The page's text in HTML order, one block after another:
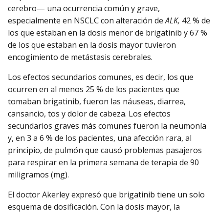
cerebro— una ocurrencia común y grave,
especialmente en NSCLC con alteración deALK, 42 % de
los que estaban en la dosis menor de brigatinib y 67 %
de los que estaban en la dosis mayor tuvieron
encogimiento de metástasis cerebrales.
Los efectos secundarios comunes, es decir, los que
ocurren en al menos 25 % de los pacientes que
tomaban brigatinib, fueron las náuseas, diarrea,
cansancio, tos y dolor de cabeza. Los efectos
secundarios graves más comunes fueron la neumonía
y, en 3 a 6 % de los pacientes, una afección rara, al
principio, de pulmón que causó problemas pasajeros
para respirar en la primera semana de terapia de 90
miligramos (mg).
El doctor Akerley expresó que brigatinib tiene un solo
esquema de dosificación. Con la dosis mayor, la